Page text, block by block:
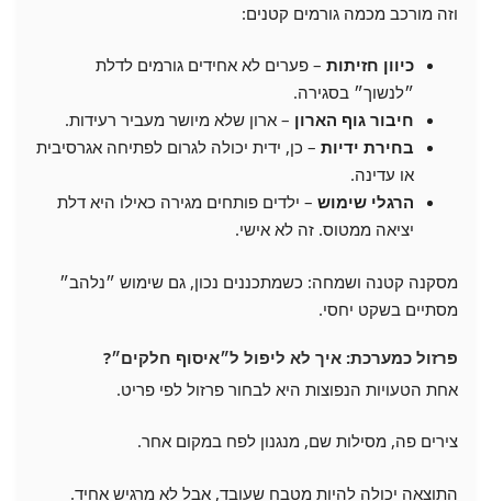
וזה מורכב מכמה גורמים קטנים:
כיוון חזיתות – פערים לא אחידים גורמים לדלת
״לנשוך״ בסגירה.
חיבור גוף הארון – ארון שלא מיושר מעביר רעידות.
בחירת ידיות – כן, ידית יכולה לגרום לפתיחה אגרסיבית
או עדינה.
הרגלי שימוש – ילדים פותחים מגירה כאילו היא דלת
יציאה ממטוס. זה לא אישי.
מסקנה קטנה ושמחה: כשמתכננים נכון, גם שימוש ״נלהב״
מסתיים בשקט יחסי.
פרזול כמערכת: איך לא ליפול ל״איסוף חלקים״?
אחת הטעויות הנפוצות היא לבחור פרזול לפי פריט.
צירים פה, מסילות שם, מנגנון לפח במקום אחר.
התוצאה יכולה להיות מטבח שעובד, אבל לא מרגיש אחיד.